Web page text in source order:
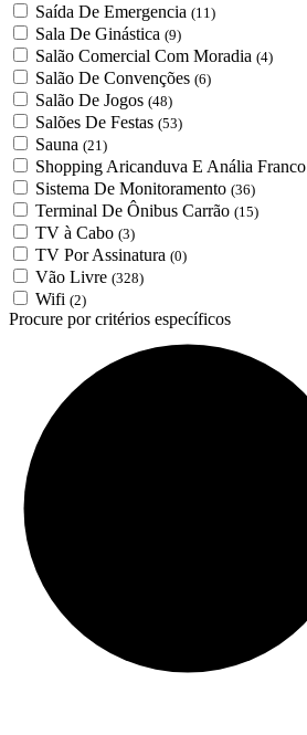
Saída De Emergencia (11)
Sala De Ginástica (9)
Salão Comercial Com Moradia (4)
Salão De Convenções (6)
Salão De Jogos (48)
Salões De Festas (53)
Sauna (21)
Shopping Aricanduva E Anália Franco
Sistema De Monitoramento (36)
Terminal De Ônibus Carrão (15)
TV à Cabo (3)
TV Por Assinatura (0)
Vão Livre (328)
Wifi (2)
Procure por critérios específicos